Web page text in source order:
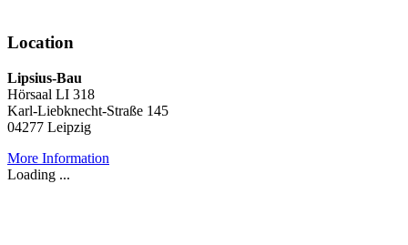
Location
Lipsius-Bau
Hörsaal LI 318
Karl-Liebknecht-Straße 145
04277 Leipzig
More Information
Loading ...